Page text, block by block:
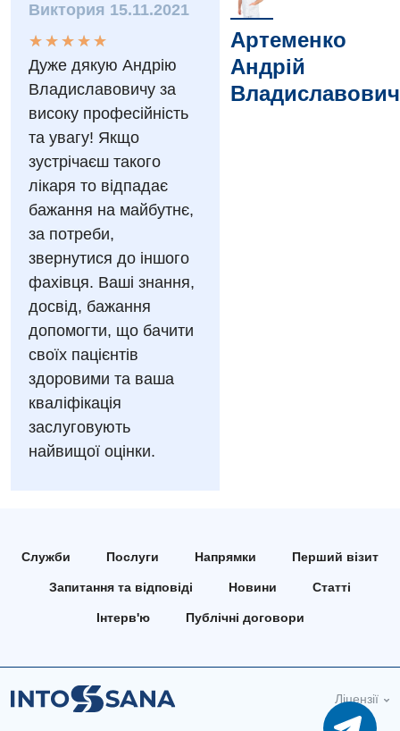
Заходи БПР
Інтернатура
Енциклопедія
Програма лояльності
Відгуки
Відео
Діагностика
Діагностичне відділення
Ендоскопічне відділення
Інструментальна діагностика
Рентгенографія
УЗД
Для дорослих
Акушерство і гінекологія
Алергологія, імунологія
Андрологія
Безоплатні послуги
Вакцинація
Гастроентерологія
Дієтологія
Мамологія
Медична психологія
Декларування
Українська
Російська
Виктория 15.11.2021
★
★
★
★
★
★ ★ ★ ★ ★
Дуже дякую Андрію
Владиславовичу за
високу професійність
та увагу! Якщо
зустрічаєш такого
лікаря то відпадає
бажання на майбутнє,
за потреби,
звернутися до іншого
фахівця. Ваші знання,
досвід, бажання
допомогти, що бачити
своїх пацієнтів
здоровими та ваша
кваліфікація
заслуговують
найвищої оцінки.
Артеменко
Андрій
Владиславович
Служби Послуги Напрямки Перший візит
Запитання та відповіді Новини Статті
Інтерв'ю Публічні договори
Ліцензії